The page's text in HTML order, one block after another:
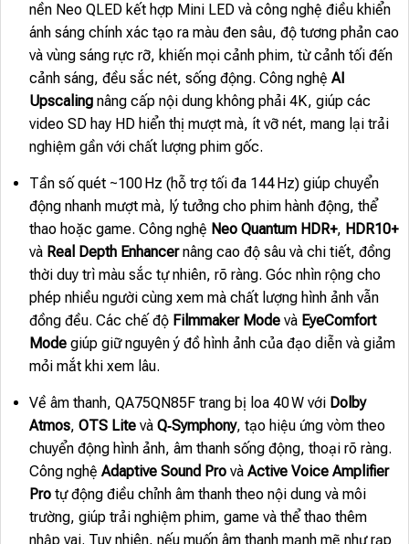
nền Neo QLED kết hợp Mini LED và công nghệ điều khiển
ánh sáng chính xác tạo ra màu đen sâu, độ tương phản cao
và vùng sáng rực rỡ, khiến mọi cảnh phim, từ cảnh tối đến
cảnh sáng, đều sắc nét, sống động. Công nghệ AI
Upscalingnâng cấp nội dung không phải 4K, giúp các
video SD hay HD hiển thị mượt mà, ít vỡ nét, mang lại trải
nghiệm gần với chất lượng phim gốc.
Tần số quét ~100 Hz (hỗ trợ tối đa 144 Hz) giúp chuyển
động nhanh mượt mà, lý tưởng cho phim hành động, thể
thao hoặc game. Công nghệ Neo Quantum HDR+, HDR10+
và Real Depth Enhancernâng cao độ sâu và chi tiết, đồng
thời duy trì màu sắc tự nhiên, rõ ràng. Góc nhìn rộng cho
phép nhiều người cùng xem mà chất lượng hình ảnh vẫn
đồng đều. Các chế độ Filmmaker Modevà EyeComfort
Modegiúp giữ nguyên ý đồ hình ảnh của đạo diễn và giảm
mỏi mắt khi xem lâu.
Về âm thanh, QA75QN85F trang bị loa 40 W với Dolby
Atmos, OTS Litevà Q‑Symphony, tạo hiệu ứng vòm theo
chuyển động hình ảnh, âm thanh sống động, thoại rõ ràng.
Công nghệ Adaptive Sound Provà Active Voice Amplifier
Protự động điều chỉnh âm thanh theo nội dung và môi
trường, giúp trải nghiệm phim, game và thể thao thêm
nhập vai. Tuy nhiên, nếu muốn âm thanh mạnh mẽ như rạp